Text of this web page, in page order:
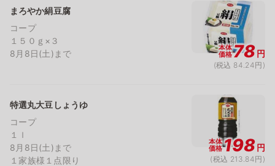
まろやか絹豆腐
コープ
１５０ｇ×３
8月8日(土)まで
本体
価格78円
(税込 84.24円)
特選丸大豆しょうゆ
コープ
１ｌ
8月8日(土)まで
１家族様１点限り
本体
価格198円
(税込 213.84円)